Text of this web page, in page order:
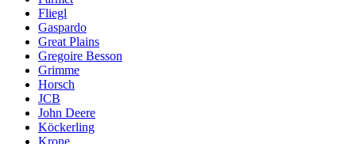
Fliegl
Gaspardo
Great Plains
Gregoire Besson
Grimme
Horsch
JCB
John Deere
Köckerling
Krone